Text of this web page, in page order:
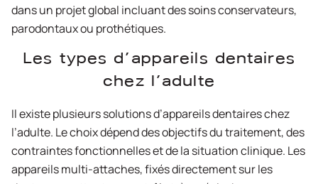
dans un projet global incluant des soins conservateurs,
parodontaux ou prothétiques.
Les types d’appareils dentaires
chez l’adulte
Il existe plusieurs solutions d’appareils dentaires chez
l’adulte. Le choix dépend des objectifs du traitement, des
contraintes fonctionnelles et de la situation clinique. Les
appareils multi-attaches, fixés directement sur les